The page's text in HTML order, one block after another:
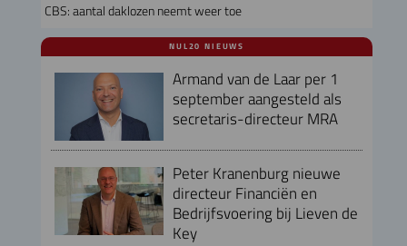
CBS: aantal daklozen neemt weer toe
NUL20 NIEUWS
Armand van de Laar per 1
september aangesteld als
secretaris-directeur MRA
Peter Kranenburg nieuwe
directeur Financiën en
Bedrijfsvoering bij Lieven de
Key